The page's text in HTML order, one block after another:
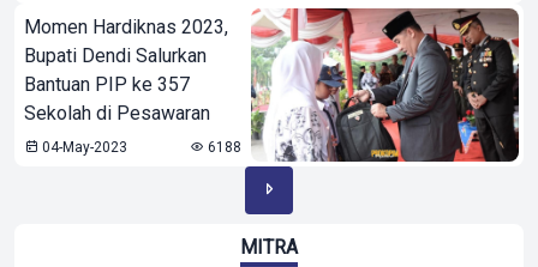
Momen Hardiknas 2023,
Bupati Dendi Salurkan
Bantuan PIP ke 357
Sekolah di Pesawaran
04-May-2023 6188
MITRA